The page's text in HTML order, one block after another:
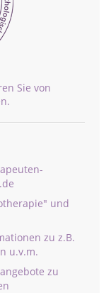
Sie von
und
zu z.B.
u.v.m.
zu